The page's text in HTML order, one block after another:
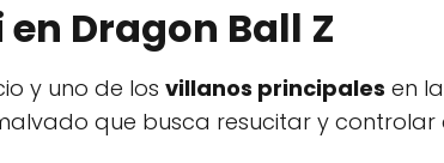
Dragon Ball Z
y uno de los villanos principales en
que busca resucitar y